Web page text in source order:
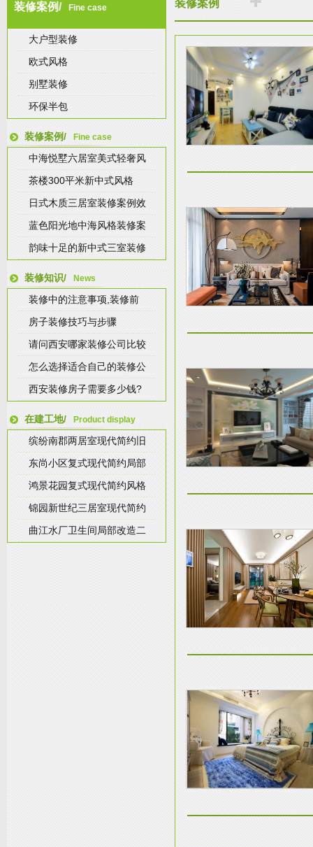
装修案例/ Fine case
大户型装修
欧式风格
别墅装修
环保半包
装修案例/ Fine case
中海悦墅六居室美式轻奢风
茶楼300平米新中式风格
日式木质三居室装修案例效
蓝色阳光地中海风格装修案
韵味十足的新中式三室装修
装修知识/ News
装修中的注意事项,装修前
房子装修技巧与步骤
请问西安哪家装修公司比较
怎么选择适合自己的装修公
西安装修房子需要多少钱?
在建工地/ Product display
缤纷南郡两居室现代简约旧
东尚小区复式现代简约局部
鸿景花园复式现代简约风格
锦园新世纪三居室现代简约
曲江水厂卫生间局部改造二
装修案例